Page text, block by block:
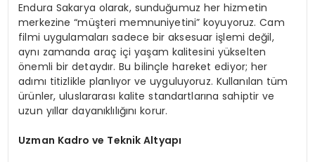
Endura Sakarya olarak, sunduğumuz her hizmetin
merkezine “müşteri memnuniyetini” koyuyoruz. Cam
filmi uygulamaları sadece bir aksesuar işlemi değil,
aynı zamanda araç içi yaşam kalitesini yükselten
önemli bir detaydır. Bu bilinçle hareket ediyor; her
adımı titizlikle planlıyor ve uyguluyoruz. Kullanılan tüm
ürünler, uluslararası kalite standartlarına sahiptir ve
uzun yıllar dayanıklılığını korur.
Uzman Kadro ve Teknik Altyapı